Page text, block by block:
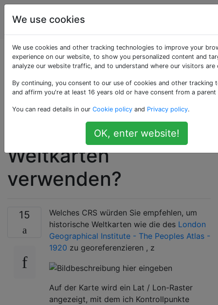
Geografisches
Informationssystem
Welches CRS würden
Sie zur
Georeferenzierung
historischer
Weltkarten
verwenden?
15
Welches CRS würden Sie empfehlen, um
historische Weltkarten wie die des London
Geographical Institute - The Peoples Atlas -
1920 zu georeferenzieren , z
Auf der Karte wird ein Lat / Lon-Raster
angezeigt, mit dem ich Kontrollpunkte
We use cookies
We use cookies and other tracking technologies to improve your
experience on our website, to show you personalized content and
analyze our website traffic, and to understand where our visitors are
By continuing, you consent to our use of cookies and other tracking
and affirm you're at least 16 years old or have consent from a parent
You can read details in our Cookie policy and Privacy policy.
OK, enter website!